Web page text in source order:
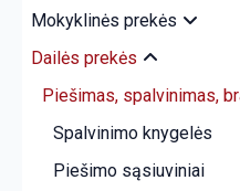
Mokyklinės prekės
Dailės prekės
Piešimas, spalvinimas,
Spalvinimo knygelės
Piešimo sąsiuviniai